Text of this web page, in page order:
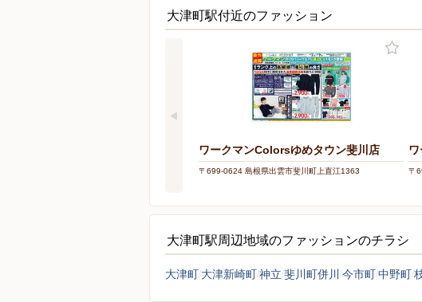
大津町駅付近のファッション
ワークマンColorsゆめタウン斐川店
〒699-0624 島根県出雲市斐川町上直江1363 〒
大津町駅周辺地域のファッションのチラシ
大津町 大津新崎町神立 斐川町併川 今市町中野町